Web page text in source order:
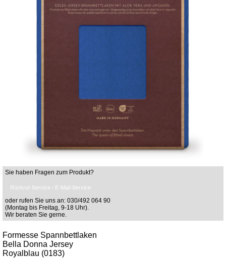
Sie haben Fragen zum Produkt?
Rückruf-Service / E-Mail-Service
oder rufen Sie uns an: 030/492 064 90
(Montag bis Freitag, 9-18 Uhr).
Wir beraten Sie gerne.
Formesse Spannbettlaken
Bella Donna Jersey
Royalblau (0183)